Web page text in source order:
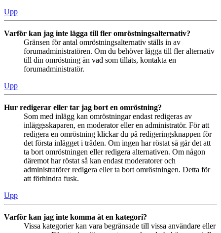
Upp
Varför kan jag inte lägga till fler omröstningsalternativ?
Gränsen för antal omröstningsalternativ ställs in av
forumadministratören. Om du behöver lägga till fler alternativ
till din omröstning än vad som tillåts, kontakta en
forumadministratör.
Upp
Hur redigerar eller tar jag bort en omröstning?
Som med inlägg kan omröstningar endast redigeras av
inläggsskaparen, en moderator eller en administratör. För att
redigera en omröstning klickar du på redigeringsknappen för
det första inlägget i tråden. Om ingen har röstat så går det att
ta bort omröstningen eller redigera alternativen. Om någon
däremot har röstat så kan endast moderatorer och
administratörer redigera eller ta bort omröstningen. Detta för
att förhindra fusk.
Upp
Varför kan jag inte komma åt en kategori?
Vissa kategorier kan vara begränsade till vissa användare eller